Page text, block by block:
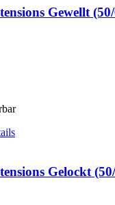
Gewellt
Gelockt